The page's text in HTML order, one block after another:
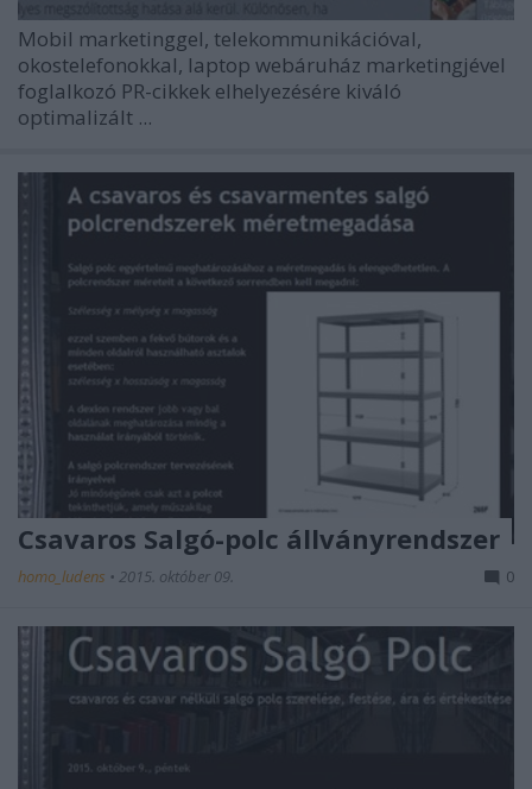
Mobil marketinggel, telekommunikációval,
okostelefonokkal, laptop webáruház marketingjével
foglalkozó PR-cikkek elhelyezésére kiváló
optimalizált ...
Csavaros Salgó-polc állványrendszer
homo_ludens • 2015. október 09. 0